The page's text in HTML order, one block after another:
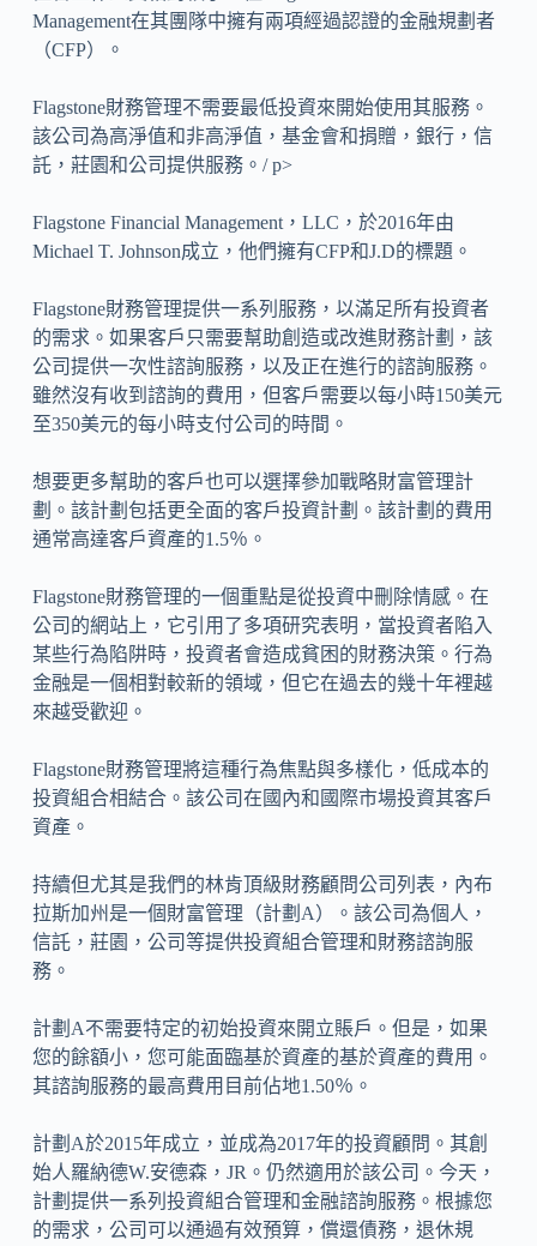
Management在其團隊中擁有兩項經過認證的金融規劃者
（CFP）。
Flagstone財務管理不需要最低投資來開始使用其服務。
該公司為高淨值和非高淨值，基金會和捐贈，銀行，信
託，莊園和公司提供服務。/ p>
Flagstone Financial Management，LLC，於2016年由
Michael T. Johnson成立，他們擁有CFP和J.D的標題。
Flagstone財務管理提供一系列服務，以滿足所有投資者
的需求。如果客戶只需要幫助創造或改進財務計劃，該
公司提供一次性諮詢服務，以及正在進行的諮詢服務。
雖然沒有收到諮詢的費用，但客戶需要以每小時150美元
至350美元的每小時支付公司的時間。
想要更多幫助的客戶也可以選擇參加戰略財富管理計
劃。該計劃包括更全面的客戶投資計劃。該計劃的費用
通常高達客戶資產的1.5％。
Flagstone財務管理的一個重點是從投資中刪除情感。在
公司的網站上，它引用了多項研究表明，當投資者陷入
某些行為陷阱時，投資者會造成貧困的財務決策。行為
金融是一個相對較新的領域，但它在過去的幾十年裡越
來越受歡迎。
Flagstone財務管理將這種行為焦點與多樣化，低成本的
投資組合相結合。該公司在國內和國際市場投資其客戶
資產。
持續但尤其是我們的林肯頂級財務顧問公司列表，內布
拉斯加州是一個財富管理（計劃A）。該公司為個人，
信託，莊園，公司等提供投資組合管理和財務諮詢服
務。
計劃A不需要特定的初始投資來開立賬戶。但是，如果
您的餘額小，您可能面臨基於資產的基於資產的費用。
其諮詢服務的最高費用目前佔地1.50％。
計劃A於2015年成立，並成為2017年的投資顧問。其創
始人羅納德W.安德森，JR。仍然適用於該公司。今天，
計劃提供一系列投資組合管理和金融諮詢服務。根據您
的需求，公司可以通過有效預算，償還債務，退休規